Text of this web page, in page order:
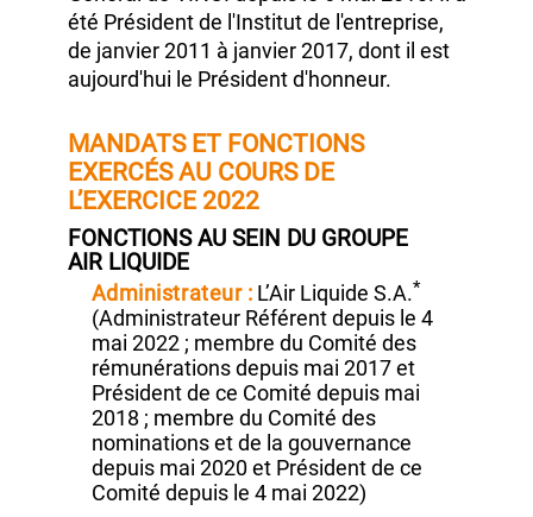
Administrateur‑Directeur Général de
VINCIen 2006. Il est Président‑Directeur
Général de VINCI depuis le6 mai 2010.
dejanvier 2011à janvier 2017,dont il est
aujourd'hui le Président d'honneur.
MANDATS ET FONCTIONS
EXERCÉS AU COURS DE
L’EXERCICE 2022
FONCTIONS AU SEIN DU GROUPE
AIR LIQUIDE
Administrateur :L’Air Liquide S.A.*
(Administrateur Référent depuis le 4
mai 2022 ; membre du Comité des
rémunérations depuis mai 2017 et
Président de ce Comité depuis mai
2018 ; membre du Comité des